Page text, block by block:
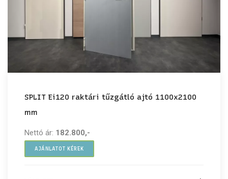
SPLIT Ei120 raktári tűzgátló ajtó 1100x2100
mm
Nettó ár: 182.800,-
AJÁNLATOT KÉREK